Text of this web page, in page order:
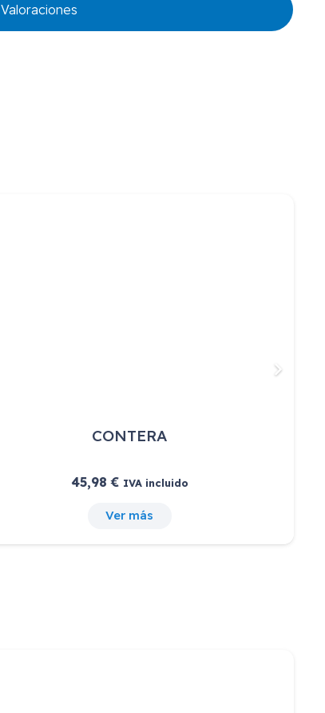
Valoraciones
CONTERA
45,98€ IVA incluido
Ver más